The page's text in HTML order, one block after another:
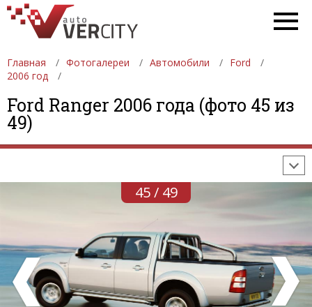
Главная Фотогалереи Автомобили
Ford
2006 год
Ford Ranger 2006 года (фото 45 из
49)
ФОТОГАЛЕРЕИ АВТОМОБИЛИ
ДЕВУШКИ
АВТОСАЛОНЫ
45 / 49